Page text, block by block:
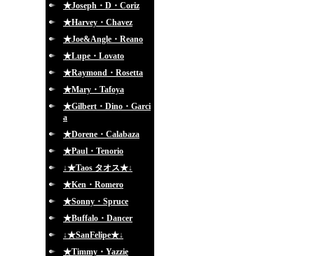
★Joseph・D・Coriz
★Harvey・Chavez
★Joe&Angle・Reano
★Lupe・Lovato
★Raymond・Rosetta
★Mary・Tafoya
★Gilbert・Dino・Garci
a
★Dorene・Calabaza
★Paul・Tenorio
↓★Taos タオス★↓
★Ken・Romero
★Sonny・Spruce
★Buffalo・Dancer
↓★SanFelipe★↓
★Timmy・Yazzie